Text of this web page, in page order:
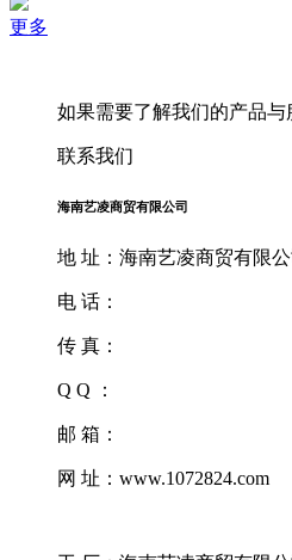
更多
如果需要了解我们的产品与
联系我们
海南艺凌商贸有限公司
地 址：海南艺凌商贸有限
电 话：
传 真：
Q Q ：
邮 箱：
网 址：www.1072824.com